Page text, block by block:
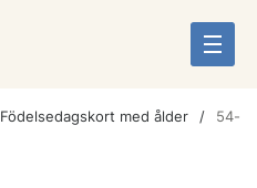
Födelsedagskort med ålder
54-